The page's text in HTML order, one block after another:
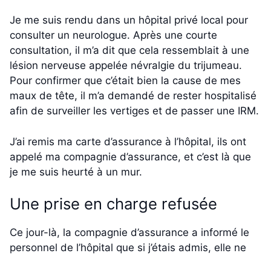
Je me suis rendu dans un hôpital privé local pour
consulter un neurologue. Après une courte
consultation, il m’a dit que cela ressemblait à une
lésion nerveuse appelée névralgie du trijumeau.
Pour confirmer que c’était bien la cause de mes
maux de tête, il m’a demandé de rester hospitalisé
afin de surveiller les vertiges et de passer une IRM.
J’ai remis ma carte d’assurance à l’hôpital, ils ont
appelé ma compagnie d’assurance, et c’est là que
je me suis heurté à un mur.
Une prise en charge refusée
Ce jour-là, la compagnie d’assurance a informé le
personnel de l’hôpital que si j’étais admis, elle ne